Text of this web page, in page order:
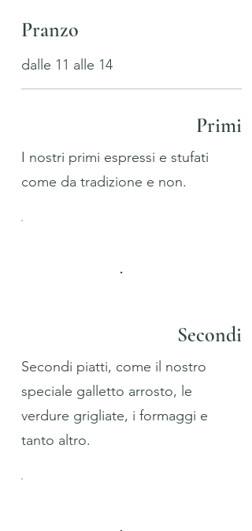
Pranzo
dalle 11 alle 14
Primi
I nostri primi espressi e stufati
come da tradizione e non.
Secondi
Secondi piatti, come il nostro
speciale galletto arrosto, le
verdure grigliate, i formaggi e
tanto altro.